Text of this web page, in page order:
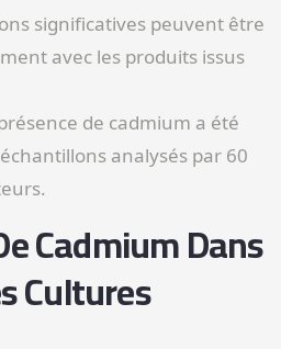
significatives peuvent être
avec les produits issus
de cadmium a été
analysés par 60
Cadmium Dans
Cultures